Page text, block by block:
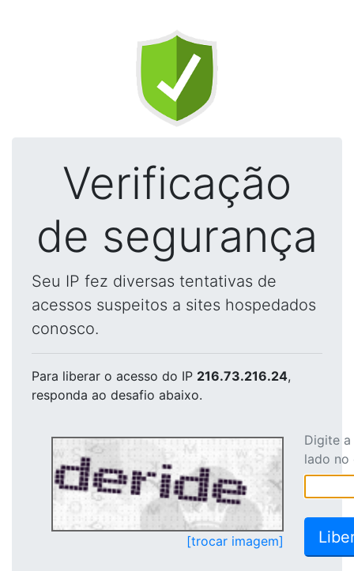
Verificação
de segurança
Seu IP fez diversas tentativas de
acessos suspeitos a sites hospedados
conosco.
Para liberar o acesso do IP 216.73.216.24,
responda ao desafio abaixo.
[trocar imagem]
Digite
lado no